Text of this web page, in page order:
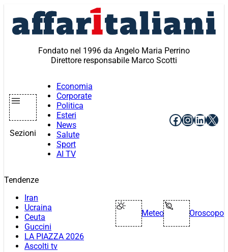
contenuto
Fondato nel 1996 da Angelo Maria Perrino
Direttore responsabile Marco Scotti
Sezioni
Economia
Corporate
Politica
Esteri
News
Salute
Sport
AI TV
Facebook
X
Tendenze
Iran
Ucraina
Ceuta
Guccini
LA PIAZZA 2026
Ascolti tv
Meteo Oroscopo